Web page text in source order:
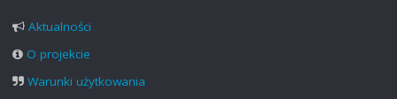
Aktualności
O projekcie
Warunki użytkowania